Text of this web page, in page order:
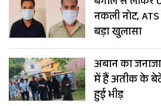
नकली नोट,
बड़ा खुलासा
अबान का
में हैं अतीक के
हुई भीड़